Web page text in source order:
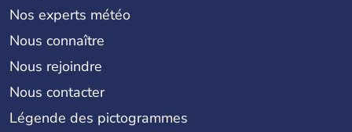
Nos experts météo
Nous connaître
Nous rejoindre
Nous contacter
Légende des pictogrammes